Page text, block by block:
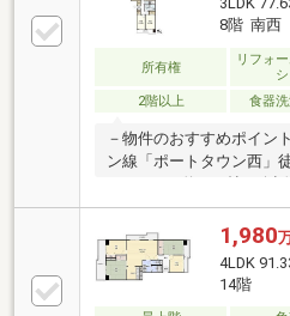
3LDK
8階 南西
所有権
リフォ
2階以上 食器
－物件のおすすめポイン
ン線「ポートタウン西」
ン、食洗機搭載・LDK隣
ース等に活用可能・両面
好▼2026年1月室内リフォ
浴室、トイレ、建具【張
ング▼周辺環境・スーパ
1,980
4LDK
14階